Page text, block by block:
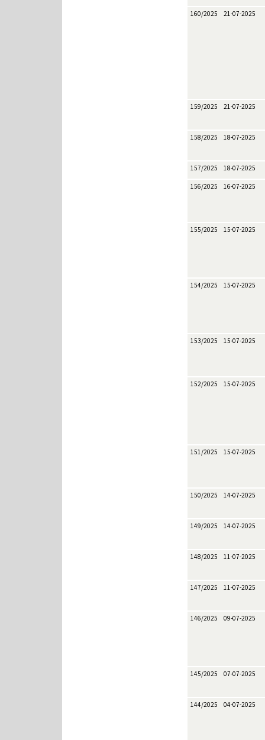
160/2025 21-07-2025
159/2025 21-07-2025
158/2025 18-07-2025
157/2025 18-07-2025
156/2025 16-07-2025
155/2025 15-07-2025
154/2025 15-07-2025
153/2025 15-07-2025
152/2025 15-07-2025
151/2025 15-07-2025
150/2025 14-07-2025
149/2025 14-07-2025
148/2025 11-07-2025
147/2025 11-07-2025
146/2025 09-07-2025
145/2025 07-07-2025
144/2025 04-07-2025